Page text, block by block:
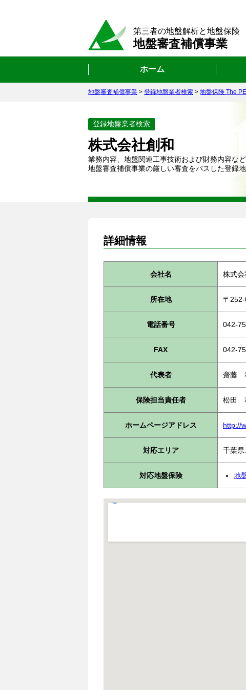
第三者の地盤解析と地盤保険
地盤審査補償事業
ホーム
地盤審査補償事業 > 登録地盤業者検索 > 地盤保険 The
登録地盤業者検索
株式会社創和
業務内容、地盤関連工事技術および財務内容など
地盤審査補償事業の厳しい審査をパスした登録地
詳細情報
会社名 株式会
所在地 〒
電話番号 042-
FAX 042-
代表者 齋藤
保険担当責任者 松田
ホームページアドレス http://
対応エリア 千葉
対応地盤保険 地